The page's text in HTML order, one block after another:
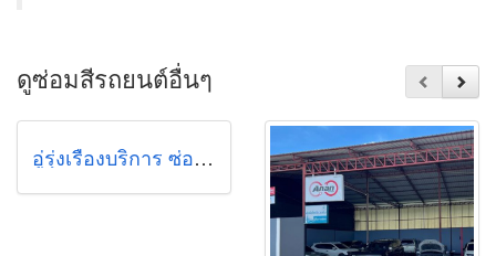
ดูซ่อมสีรถยนต์อื่นๆ
อู่รุ่งเรืองบริการ ซ่อมรถยนต์